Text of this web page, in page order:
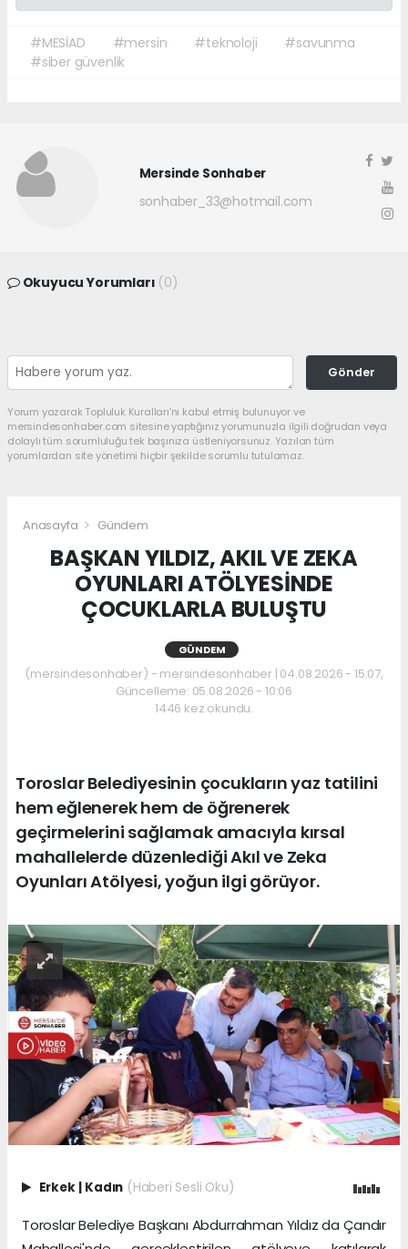
#MESİAD #mersin #teknoloji
#savunma
#siber güvenlik
Mersinde Sonhaber
sonhaber_33@hotmail.com
Okuyucu Yorumları (0)
Gönder
Yorum yazarak Topluluk Kuralları’nı kabul etmiş bulunuyor ve
mersindesonhaber.com sitesine yaptığınız yorumunuzla ilgili doğrudan veya
dolaylı tüm sorumluluğu tek başınıza üstleniyorsunuz. Yazılan tüm
yorumlardan site yönetimi hiçbir şekilde sorumlu tutulamaz.
Anasayfa Gündem
BAŞKAN YILDIZ, AKIL VE ZEKA
OYUNLARI ATÖLYESİNDE
ÇOCUKLARLA BULUŞTU
GÜNDEM
(mersindesonhaber) - mersindesonhaber | 04.08.2026 - 15:07,
Güncelleme: 05.08.2026 - 10:06
1446 kez okundu.
Toroslar Belediyesinin çocukların yaz tatilini
hem eğlenerek hem de öğrenerek
geçirmelerini sağlamak amacıyla kırsal
mahallelerde düzenlediği Akıl ve Zeka
Oyunları Atölyesi, yoğun ilgi görüyor.
Erkek | Kadın (Haberi Sesli Oku)
Toroslar Belediye Başkanı Abdurrahman Yıldız da Çandır